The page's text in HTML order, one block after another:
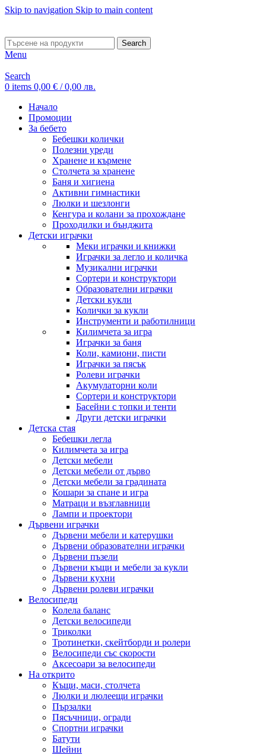
Skip to navigation Skip to main content
Search
Menu
Search
0 items 0,00 € / 0,00 лв.
Начало
Промоции
За бебето
Бебешки колички
Полезни уреди
Хранене и кърмене
Столчета за хранене
Баня и хигиена
Активни гимнастики
Люлки и шезлонги
Кенгура и колани за прохождане
Проходилки и бънджита
Детски играчки
Меки играчки и книжки
Играчки за легло и количка
Музикални играчки
Сортери и конструктори
Образователни играчки
Детски кукли
Колички за кукли
Инструменти и работилници
Килимчета за игра
Играчки за баня
Коли, камиони, писти
Играчки за пясък
Ролеви играчки
Акумулаторни коли
Сортери и конструктори
Басейни с топки и тенти
Други детски играчки
Детска стая
Бебешки легла
Килимчета за игра
Детски мебели
Детски мебели от дърво
Детски мебели за градината
Кошари за спане и игра
Матраци и възглавници
Лампи и проектори
Дървени играчки
Дървени мебели и катерушки
Дървени образователни играчки
Дървени пъзели
Дървени къщи и мебели за кукли
Дървени кухни
Дървени ролеви играчки
Велосипеди
Колела баланс
Детски велосипеди
Триколки
Тротинетки, скейтборди и ролери
Велосипеди със скорости
Аксесоари за велосипеди
На открито
Къщи, маси, столчета
Люлки и люлеещи играчки
Пързалки
Пясъчници, огради
Спортни играчки
Батути
Шейни